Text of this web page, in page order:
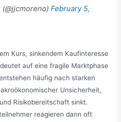
February 5,
Kurs, sinkendem Kaufinteresse
auf eine fragile Marktphase
häufig nach starken
Unsicherheit,
Risikobereitschaft sinkt.
reagieren dann oft